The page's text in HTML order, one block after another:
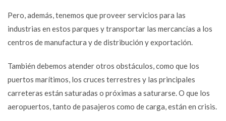
Pero, además, tenemos que proveer servicios para las
industrias en estos parques y transportar las mercancías a los
centros de manufactura y de distribución y exportación.
También debemos atender otros obstáculos, como que los
puertos marítimos, los cruces terrestres y las principales
carreteras están saturadas o próximas a saturarse. O que los
aeropuertos, tanto de pasajeros como de carga, están en crisis.